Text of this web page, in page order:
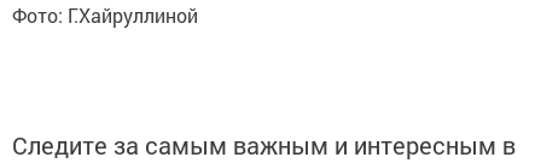
Фото: Г.Хайруллиной
Следите за самым важным и интересным в